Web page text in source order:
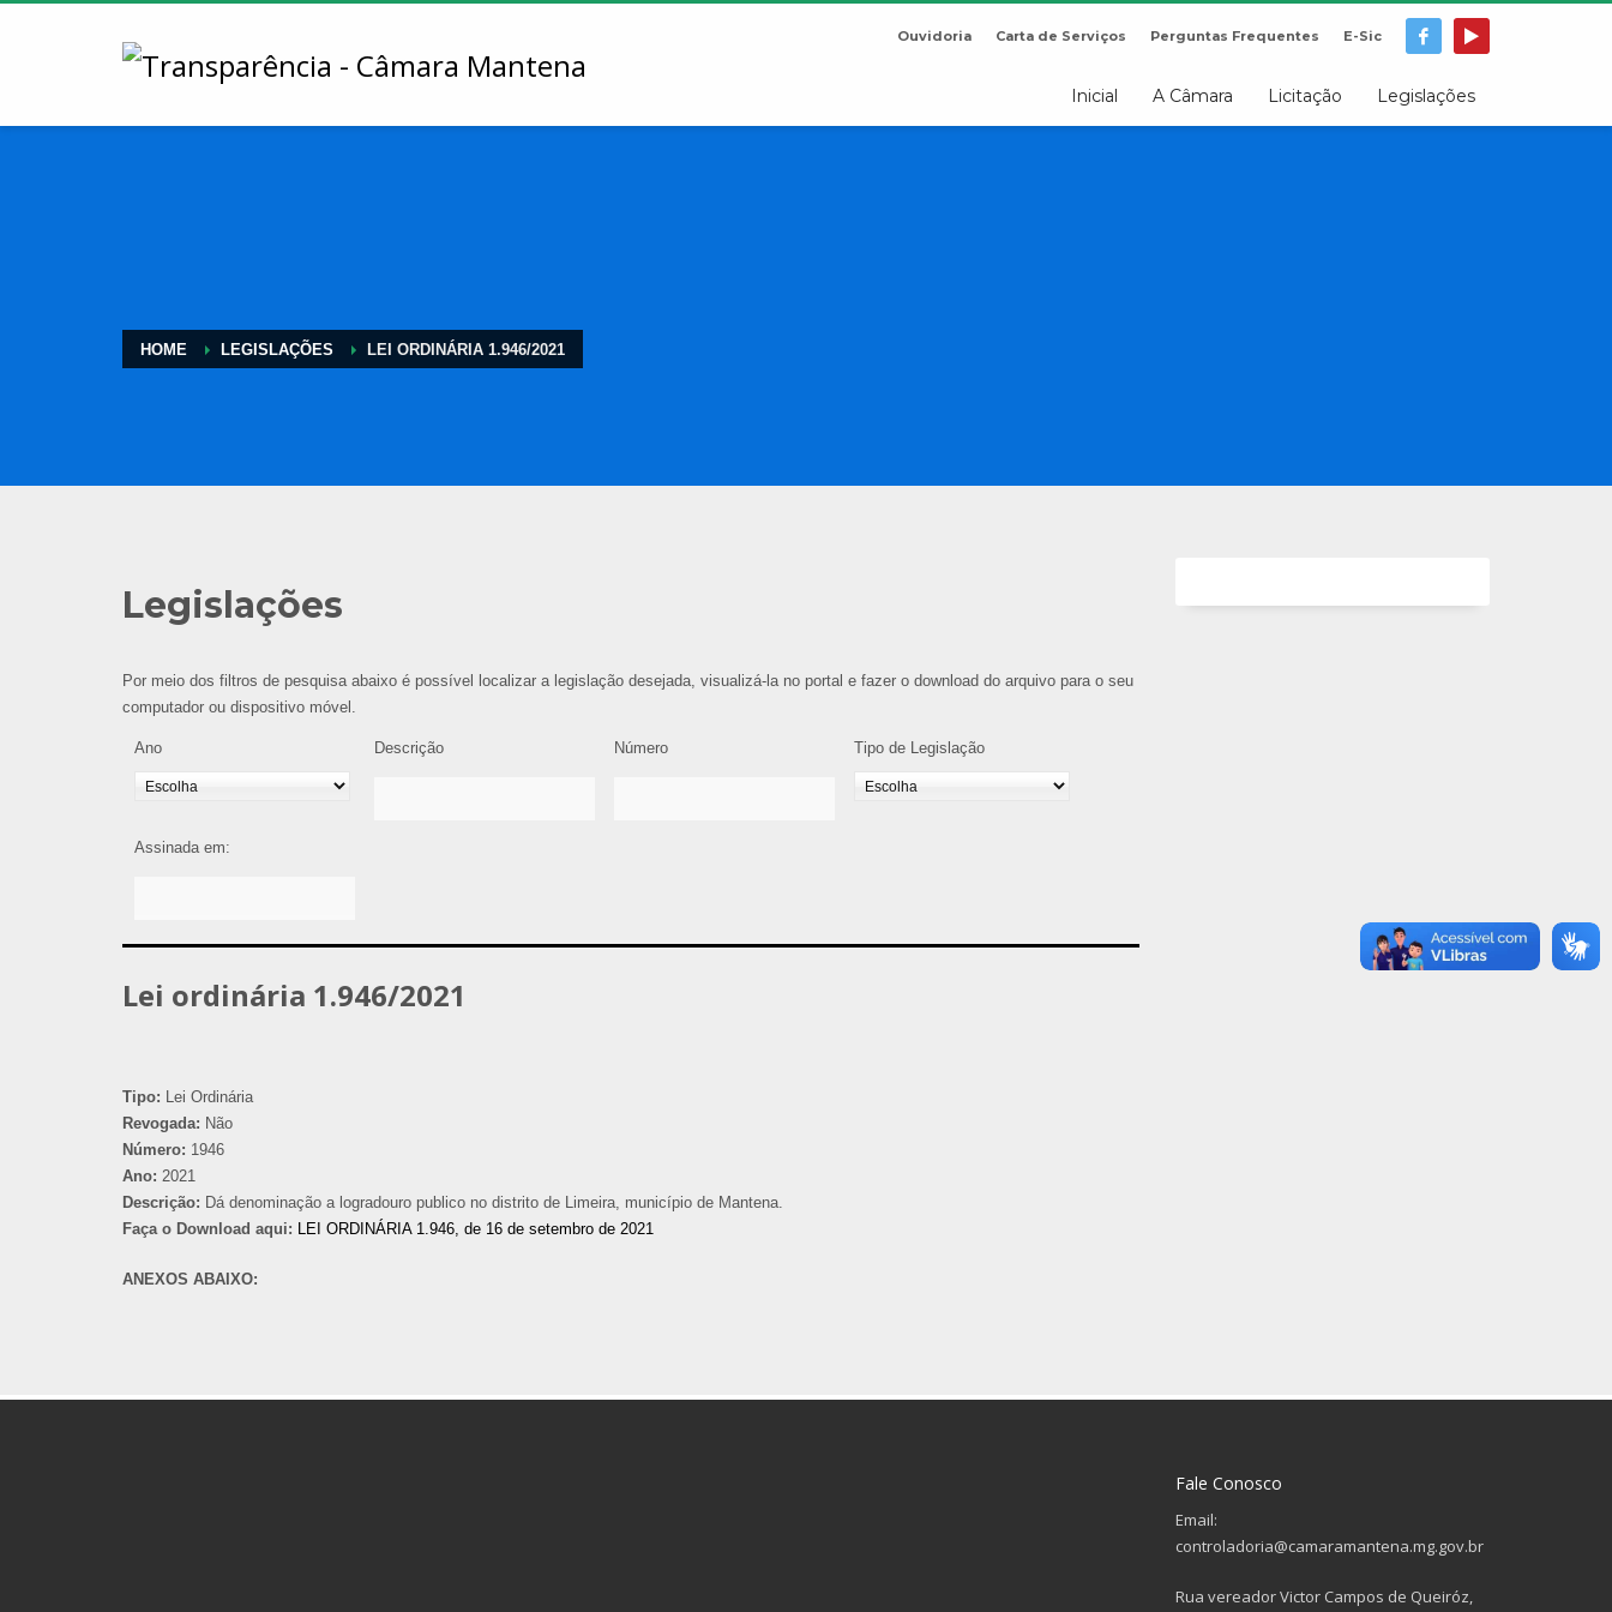
Ouvidoria Carta de Serviços Perguntas Frequentes E-Sic
Inicial A Câmara Licitação Legislações
HOME LEGISLAÇÕES LEI ORDINÁRIA 1.946/2021
Legislações
Por meio dos filtros de pesquisa abaixo é possível localizar a legislação desejada, visualizá-la no portal e fazer o download do arquivo para o seu
computador ou dispositivo móvel.
Ano Descrição Número Tipo de Legislação
Assinada em:
Lei ordinária 1.946/2021
Tipo: Lei Ordinária
Revogada: Não
Número: 1946
Ano: 2021
Descrição: Dá denominação a logradouro publico no distrito de Limeira, município de Mantena.
Faça o Download aqui: LEI ORDINÁRIA 1.946, de 16 de setembro de 2021
ANEXOS ABAIXO:
Fale Conosco
Email:
controladoria@camaramantena.mg.gov.br
Rua vereador Victor Campos de Queiróz,